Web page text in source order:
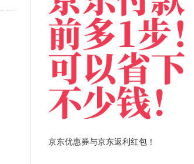
拼多多优惠券+拼多多返利